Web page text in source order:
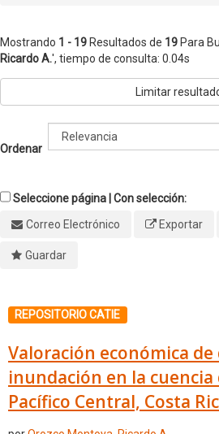
Mostrando 1 - 19 Resultados de 19 Para
Ricardo A.', tiempo de consulta: 0.04s
Limitar
Ordenar
Seleccione página | Con selección:
Correo Electrónico
Exportar
Guardar
REPOSITORIO CATIE
Valoración económica
inundación en la
Pacífico Central, Costa